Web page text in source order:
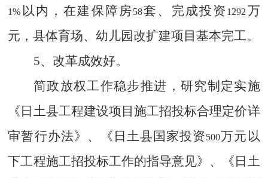
1% 以内，在建保障房58套、完成投资 1292 万
元，县体育场、幼儿园改扩建项目基本完工。
5、改革成效好。
简政放权工作稳步推进，研究制定实施
《日土县工程建设项目施工招投标合理定价详
审暂行办法》、《日土县国家投资500万元以
下工程施工招投标工作的指导意见》、《日土